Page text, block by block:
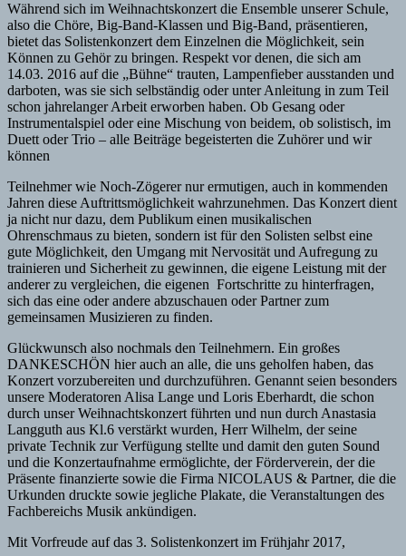
Während sich im Weihnachtskonzert die Ensemble unserer Schule,
also die Chöre, Big-Band-Klassen und Big-Band, präsentieren,
bietet das Solistenkonzert dem Einzelnen die Möglichkeit, sein
Können zu Gehör zu bringen. Respekt vor denen, die sich am
14.03. 2016 auf die „Bühne“ trauten, Lampenfieber ausstanden und
darboten, was sie sich selbständig oder unter Anleitung in zum Teil
schon jahrelanger Arbeit erworben haben. Ob Gesang oder
Instrumentalspiel oder eine Mischung von beidem, ob solistisch, im
Duett oder Trio – alle Beiträge begeisterten die Zuhörer und wir
können
Teilnehmer wie Noch-Zögerer nur ermutigen, auch in kommenden
Jahren diese Auftrittsmöglichkeit wahrzunehmen. Das Konzert dient
ja nicht nur dazu, dem Publikum einen musikalischen
Ohrenschmaus zu bieten, sondern ist für den Solisten selbst eine
gute Möglichkeit, den Umgang mit Nervosität und Aufregung zu
trainieren und Sicherheit zu gewinnen, die eigene Leistung mit der
anderer zu vergleichen, die eigenen Fortschritte zu hinterfragen,
sich das eine oder andere abzuschauen oder Partner zum
gemeinsamen Musizieren zu finden.
Glückwunsch also nochmals den Teilnehmern. Ein großes
DANKESCHÖN hier auch an alle, die uns geholfen haben, das
Konzert vorzubereiten und durchzuführen. Genannt seien besonders
unsere Moderatoren Alisa Lange und Loris Eberhardt, die schon
durch unser Weihnachtskonzert führten und nun durch Anastasia
Langguth aus Kl.6 verstärkt wurden, Herr Wilhelm, der seine
private Technik zur Verfügung stellte und damit den guten Sound
und die Konzertaufnahme ermöglichte, der Förderverein, der die
Präsente finanzierte sowie die Firma NICOLAUS & Partner, die die
Urkunden druckte sowie jegliche Plakate, die Veranstaltungen des
Fachbereichs Musik ankündigen.
Mit Vorfreude auf das 3. Solistenkonzert im Frühjahr 2017,